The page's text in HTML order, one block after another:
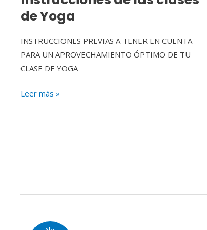
de Yoga
INSTRUCCIONES PREVIAS A TENER EN CUENTA
PARA UN APROVECHAMIENTO ÓPTIMO DE TU
CLASE DE YOGA
Leer más »
Navaratri.